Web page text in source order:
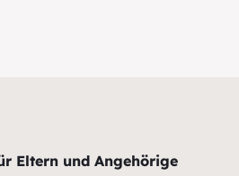
Eltern und Angehörige